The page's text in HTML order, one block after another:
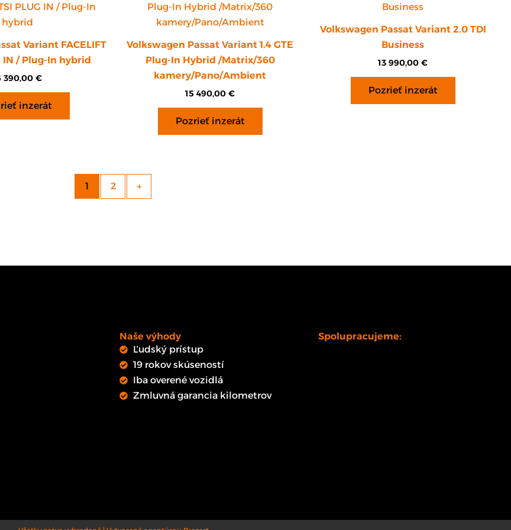
Variant FACELIFT
IN / Plug-In hybrid
390,00 €
inzerát
Volkswagen Passat Variant 1.4 GTE
Plug-In Hybrid /Matrix/360
kamery/Pano/Ambient
15 490,00 €
Pozrieť inzerát
Volkswagen Passat Variant 2.0 TDI
Business
13 990,00 €
Pozrieť inzerát
1 2 →
Naše výhody
Ľudský prístup
19 rokov skúseností
Iba overené vozidlá
Zmluvná garancia kilometrov
Spolupracujeme: